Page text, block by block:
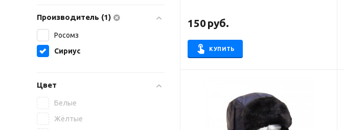
150руб.
КУПИТЬ
Производитель (1)
Росомз
Сириус
Цвет
Белые
Жёлтые